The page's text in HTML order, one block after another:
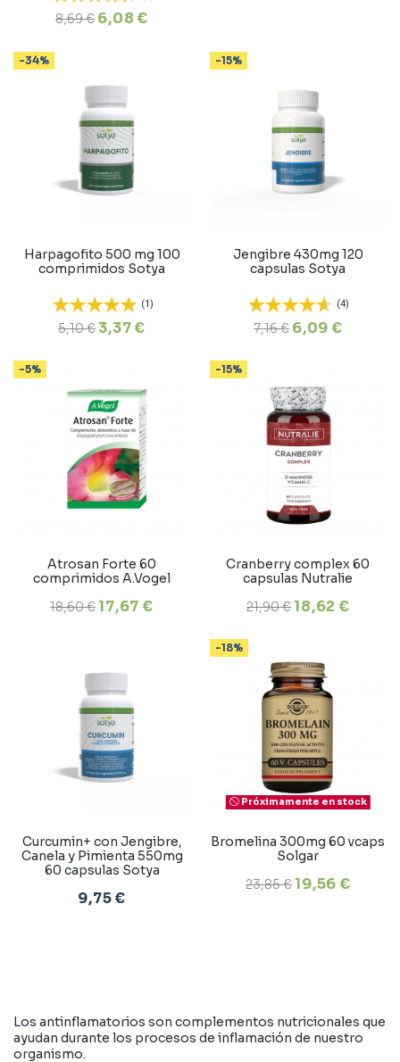
8,69 € 6,08 €
-34%
Harpagofito 500 mg 100
comprimidos Sotya
(1)
5,10 € 3,37 €
-15%
Jengibre 430mg 120
capsulas Sotya
(4)
7,16 € 6,09 €
-5%
Atrosan Forte 60
comprimidos A.Vogel
18,60 € 17,67 €
-15%
Cranberry complex 60
capsulas Nutralie
21,90 € 18,62 €
Curcumin+ con Jengibre,
Canela y Pimienta 550mg
60 capsulas Sotya
9,75 €
-18%
Próximamente en stock
Bromelina 300mg 60 vcaps
Solgar
23,85 € 19,56 €
Los antinflamatorios son complementos nutricionales que
ayudan durante los procesos de inflamación de nuestro
organismo.